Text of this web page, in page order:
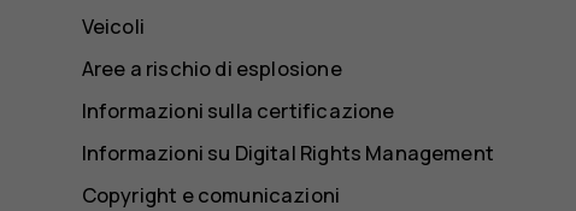
Veicoli
Aree a rischio di esplosione
Informazioni sulla certificazione
Informazioni su Digital Rights Management
Copyright e comunicazioni